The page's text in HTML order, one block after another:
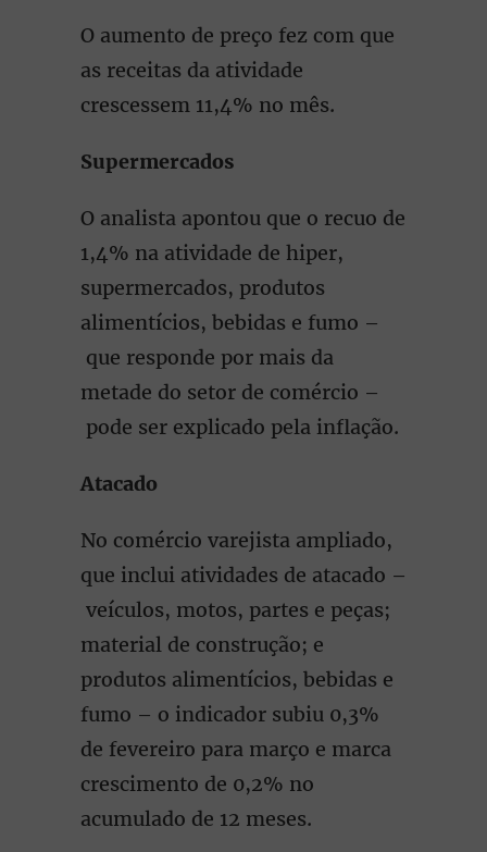
O aumento de preço fez com que
as receitas da atividade
crescessem 11,4% no mês.
Supermercados
O analista apontou que o recuo de
1,4% na atividade de hiper,
supermercados, produtos
alimentícios, bebidas e fumo –
que responde por mais da
metade do setor de comércio –
pode ser explicado pela inflação.
Atacado
No comércio varejista ampliado,
que inclui atividades de atacado –
veículos, motos, partes e peças;
material de construção; e
produtos alimentícios, bebidas e
fumo – o indicador subiu 0,3%
de fevereiro para março e marca
crescimento de 0,2% no
acumulado de 12 meses.